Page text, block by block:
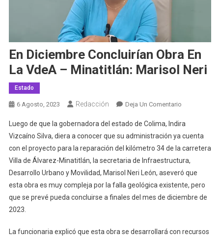
En Diciembre Concluirían Obra En
La VdeA – Minatitlán: Marisol Neri
Estado
6 Agosto, 2023 Redacción Deja Un ComentarioEn
Diciembre
Concluirían
Obra
En
La
VdeA
Luego de que la gobernadora del estado de Colima, Indira
Vizcaíno Silva, diera a conocer que su administración ya cuenta
con el proyecto para la reparación del kilómetro 34 de la carretera
Villa de Álvarez-Minatitlán, la secretaria de Infraestructura,
Desarrollo Urbano y Movilidad, Marisol Neri León, aseveró que
esta obra es muy compleja por la falla geológica existente, pero
que se prevé pueda concluirse a finales del mes de diciembre de
2023.
La funcionaria explicó que esta obra se desarrollará con recursos